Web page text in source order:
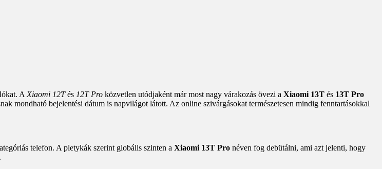
A Xiaomi 12Tés 12T Pro közvetlen utódjaként már most nagy várakozás övezi a Xiaomi 13T és 13T Pro
mondható bejelentési dátum is napvilágot látott. Az online szivárgásokat természetesen mindig fenntartásokkal
telefon. A pletykák szerint globális szinten a Xiaomi 13T Pro néven fog debütálni, ami azt jelenti, hogy